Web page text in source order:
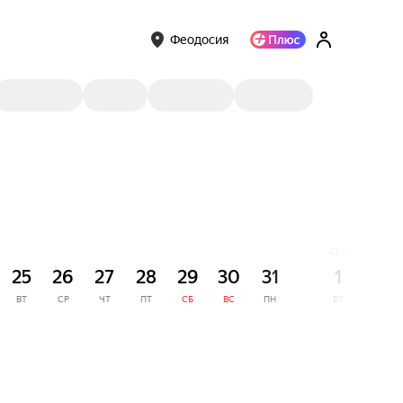
Феодосия
25
ВТ
26
СР
27
ЧТ
28
ПТ
29
СБ
30
ВС
31
ПН
1
ВТ